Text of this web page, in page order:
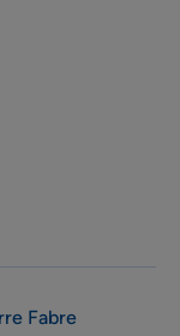
Fabre